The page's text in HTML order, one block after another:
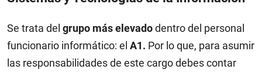
Se trata del grupo más elevadodentro del personal
funcionario informático: el A1. Por lo que, para asumir
las responsabilidades de este cargo debes contar